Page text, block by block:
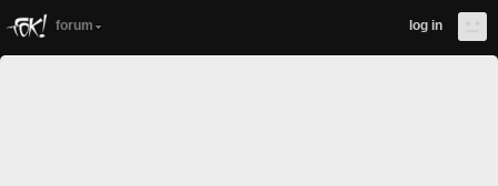
forum log in